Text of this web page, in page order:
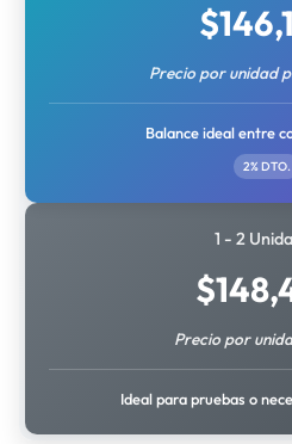
$
Precio por unidad
Balance ideal entre
2% DTO.
1 - 2
$
Precio por
Ideal para pruebas o